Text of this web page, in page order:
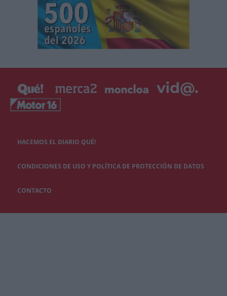
HACEMOS EL DIARIO QUÉ!
CONDICIONES DE USO Y POLÍTICA DE PROTECCIÓN DE DATOS
CONTACTO